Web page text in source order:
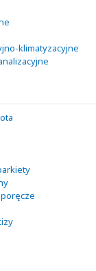
klimatyzacyjne